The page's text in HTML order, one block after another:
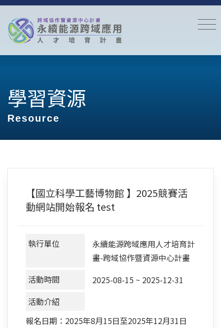
學習資源
Resource
【國立科學工藝博物館 】2025競賽活
動網站開始報名 test
執行單位
永續能源跨域應用人才培育計
畫-跨域協作暨資源中心計畫
活動時間
2025-08-15 ~ 2025-12-31
活動介紹
報名日期：2025年8月15日至2025年12月31日